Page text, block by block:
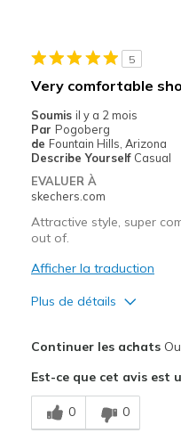
Going Out
Width
Feels
Sizing
Feels
View On Shoes
5
Very comfortable
Soumis il y a 2 mois
Par Pogoberg
de Fountain Hills, Arizona
Describe Yourself Casual
EVALUER À
skechers.com
Attractive style, super
out of.
Afficher la traduction
Plus de détails
Breathe Well
Comfortable
Continuer les achats
Est-ce que cet avis est
0 0